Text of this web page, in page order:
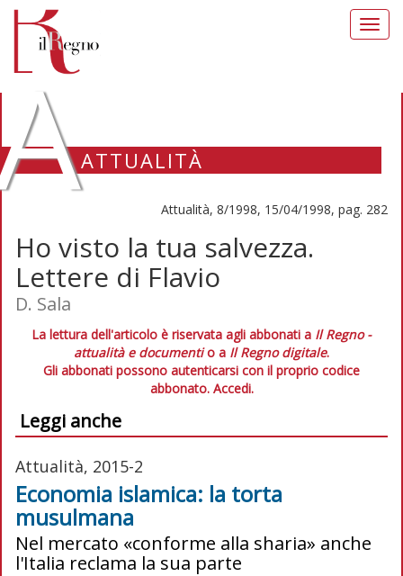
ATTUALITÀ
Attualità, 8/1998, 15/04/1998, pag. 282
Ho visto la tua salvezza.
Lettere di Flavio
D. Sala
La lettura dell'articolo è riservata agli abbonati a Il Regno -
attualità e documentio a Il Regno digitale.
Gli abbonati possono autenticarsi con il proprio codice
abbonato. Accedi.
Leggi anche
Attualità, 2015-2
Economia islamica: la torta
musulmana
Nel mercato «conforme alla sharia» anche
l'Italia reclama la sua parte